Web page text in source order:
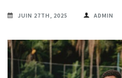
JUIN 27TH, 2025 ADMIN